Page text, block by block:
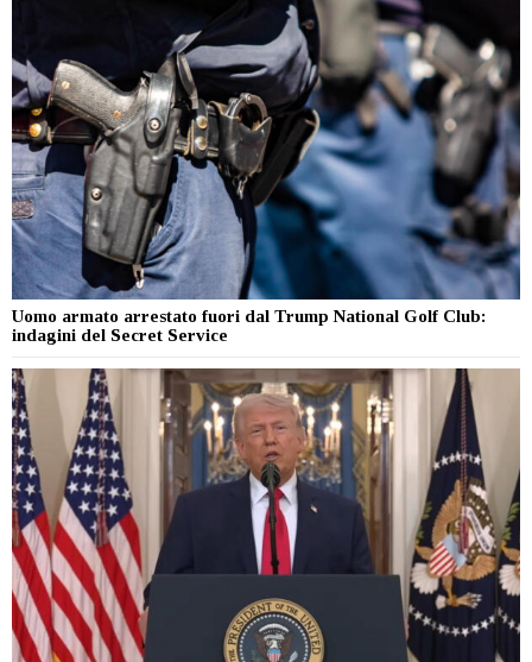
Uomo armato arrestato fuori dal Trump National Golf Club:
indagini del Secret Service